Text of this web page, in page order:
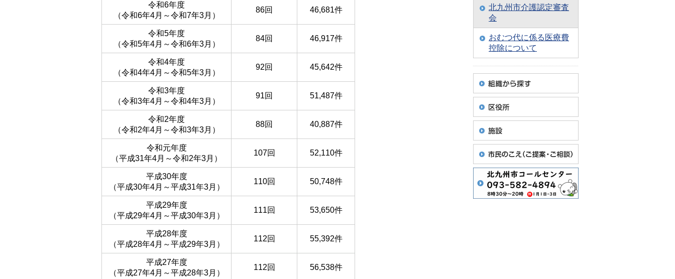
令和6年度
（令和6年4月～令和7年3月）
86回 46,681件
令和5年度
（令和5年4月～令和6年3月）
84回 46,917件
令和4年度
（令和4年4月～令和5年3月）
92回 45,642件
令和3年度
（令和3年4月～令和4年3月）
91回 51,487件
令和2年度
（令和2年4月～令和3年3月）
88回 40,887件
令和元年度
（平成31年4月～令和2年3月）
107回 52,110件
平成30年度
（平成30年4月～平成31年3月）
110回 50,748件
平成29年度
（平成29年4月～平成30年3月）
111回 53,650件
平成28年度
（平成28年4月～平成29年3月）
112回 55,392件
平成27年度
（平成27年4月～平成28年3月）
112回 56,538件
北九州市介護認定審査
会
おむつ代に係る医療費
控除について